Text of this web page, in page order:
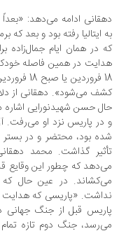
ادامه می‌دهد: «بعداً در
ایتالیا رفته بود و بعد که
در همان ایام جمال‌زاده برای
در همین فاصله خودکشی
18 فروردین یا
می‌شود‌». دهقانی از دلایل
حسن شهیدنورایی اشاره
پاریس نزد او می‌رفت. آن
بود، محتضر و در بستر مرگ
گذاشت. محمد دهقانی
که چطور این وقایع قدم
در عین حال که
«پاریسی که هدایت از
قبل از جنگ جهانی دوم
جنگ دوم تازه تمام شده